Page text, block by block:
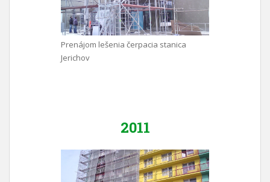
Prenájom lešenia čerpacia stanica
Jerichov
2011